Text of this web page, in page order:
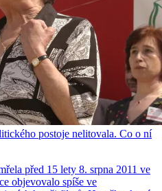
postoje nelitovala. Co o ní
před 15 lety 8. srpna 2011 ve
objevovalo spíše ve